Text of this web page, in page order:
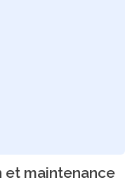
et maintenance